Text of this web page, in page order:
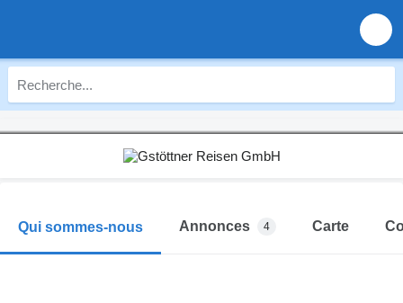
Qui sommes-nous Annonces 4 Carte